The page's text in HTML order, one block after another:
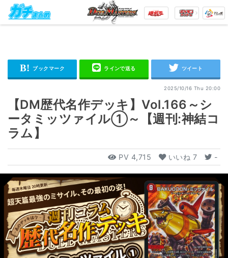
2025/10/16 Thu 20:00
【DM歴代名作デッキ】Vol.166～シ
ータミッツァイル①～【週刊:神結コ
ラム】
PV 4,715 いいね 7 -